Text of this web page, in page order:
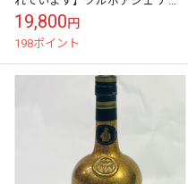
レオン 40度 700ml クルボアジ
ェエンブレム砲台付き
19,800円
198ポイント